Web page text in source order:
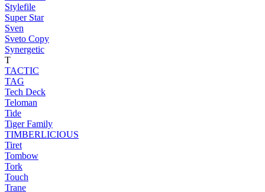
Stylefile
Super Star
Sven
Sveto Copy
Synergetic
T
TACTIC
TAG
Tech Deck
Teloman
Tide
Tiger Family
TIMBERLICIOUS
Tiret
Tombow
Tork
Touch
Trane